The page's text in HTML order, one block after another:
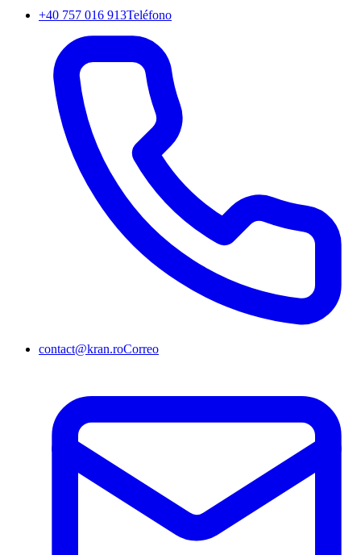
+40 757 016 913Teléfono
contact@kran.roCorreo